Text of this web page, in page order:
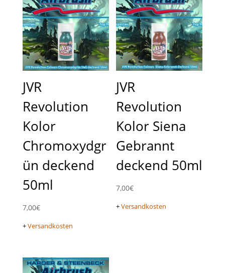
JVR
Revolution
Kolor
Chromoxydgr
ün deckend
50ml
7,00€
+Versandkosten
JVR
Revolution
Kolor Siena
Gebrannt
deckend 50ml
7,00€
+Versandkosten